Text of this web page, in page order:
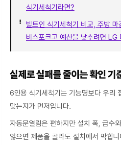
식기세척기라면?
빌트인 식기세척기 비교, 주방 마
비스포크고 예산을 낮추려면 LG
실제로 실패를 줄이는 확인 기
6인용 식기세척기는 기능명보다 우리
맞는지가 먼저입니다.
자동문열림은 편하지만 설치 폭, 급수
않으면 제품을 골라도 설치에서 막힙